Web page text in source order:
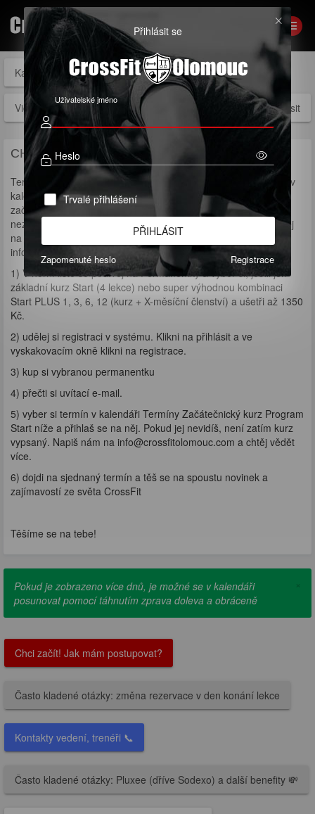
Přihlásit se
Uživatelské jméno
Heslo
Trvalé přihlášení
PŘIHLÁSIT
Zapomenuté heslo Registrace
Kalendáře Permanentky Členství Vouchery
Videa Přihlásit
CHCEŠ ZAČÍT S CROSSFITEM?
Termíny prvních
INDIVIDUÁLNÍCH
) lekcí kurzu najdeš v
kalendáři níže (modré tlačítko nad kalendářem Termíny
začátečnických kurzů). Pokud ne, zrovna neprobíhá kurz, ale
nezoufej, vyplň
a ozveme se ti nebo nám ihned zavolej
na 776188819 nebo napiš zprávu na e-mail
info@crossfitolomouc.com
1) V horní liště se podívej na Permanentky a vyber si, jestli jen
základní kurz Start (4 lekce) nebo super výhodnou kombinaci
Start PLUS 1, 3, 6, 12 (kurz + X-měsíční členství) a ušetři až 1350
Kč.
2) udělej si registraci v systému. Klikni na přihlásit a ve
vyskakovacím okně klikni na registrace.
3) kup si vybranou permanentku
4) přečti si uvítací e-mail.
5) vyber si termín v kalendáři Termíny Začátečnický kurz Program
Start níže a přihlaš se na něj. Pokud jej nevidíš, není zatím kurz
vypsaný. Napiš nám na info@crossfitolomouc.com a chtěj vědět
více.
6) dojdi na sjednaný termín a těš se na spoustu novinek a
zajímavostí ze světa CrossFit
Těšíme se na tebe!
Pokud je zobrazeno více dnů, je možné se v kalendáři
posunovat pomocí táhnutím zprava doleva a obráceně
Chci začít! Jak mám postupovat?
Často kladené otázky: změna rezervace v den konání lekce
Kontakty vedení, trenéři 📞
Často kladené otázky: Pluxee (dříve Sodexo) a další benefity 💸